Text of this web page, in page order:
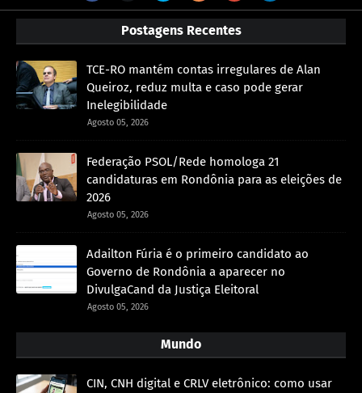
Postagens Recentes
TCE-RO mantém contas irregulares de Alan
Queiroz, reduz multa e caso pode gerar
Inelegibilidade
Agosto 05, 2026
Federação PSOL/Rede homologa 21
candidaturas em Rondônia para as eleições de
2026
Agosto 05, 2026
Adailton Fúria é o primeiro candidato ao
Governo de Rondônia a aparecer no
DivulgaCand da Justiça Eleitoral
Agosto 05, 2026
Mundo
CIN, CNH digital e CRLV eletrônico: como usar